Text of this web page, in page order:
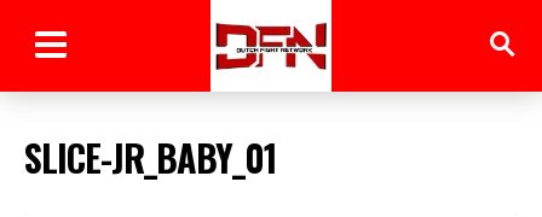
SLICE-JR_BABY_01